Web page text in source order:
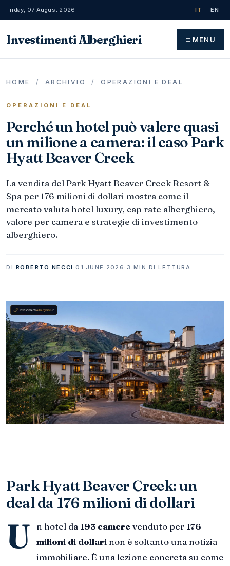
Friday, 07 August 2026 IT EN
Investimenti Alberghieri MENU
HOME / ARCHIVIO / OPERAZIONI E DEAL
OPERAZIONI E DEAL
Perché un hotel può valere quasi
un milione a camera: il caso Park
Hyatt Beaver Creek
La vendita del Park Hyatt Beaver Creek Resort &
Spa per 176 milioni di dollari mostra come il
mercato valuta hotel luxury, cap rate alberghiero,
valore per camera e strategie di investimento
alberghiero.
DI ROBERTO NECCI ·01 JUNE 2026 · 3 MIN DI LETTURA
Park Hyatt Beaver Creek: un
deal da 176 milioni di dollari
U n hotel da 193 camere venduto per 176
milioni di dollari non è soltanto una notizia
immobiliare. È una lezione concreta su come